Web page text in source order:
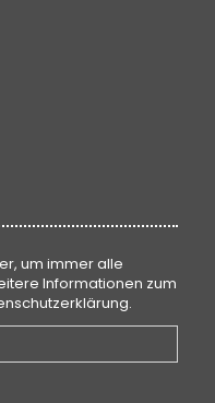
um immer alle
Informationen zum
.